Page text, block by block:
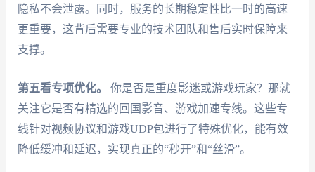
隐私不会泄露。同时，服务的长期稳定性比一时的高速
更重要，这背后需要专业的技术团队和售后实时保障来
支撑。
第五看专项优化。
你是否是重度影迷或游戏玩家？那就
关注它是否有精选的回国影音、游戏加速专线。这些专
线针对视频协议和游戏UDP包进行了特殊优化，能有效
降低缓冲和延迟，实现真正的“秒开”和“丝滑”。